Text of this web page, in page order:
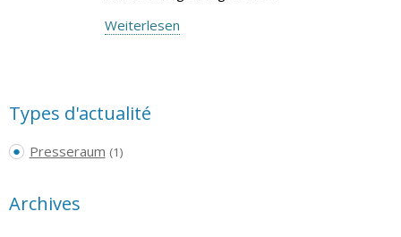
Weiterlesen
Types d'actualité
Presseraum (1)
Archives